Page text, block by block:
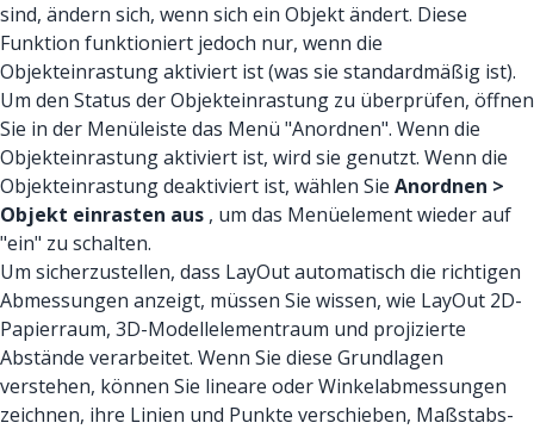
sind, ändern sich, wenn sich ein Objekt ändert. Diese
Funktion funktioniert jedoch nur, wenn die
Objekteinrastung aktiviert ist (was sie standardmäßig ist).
Um den Status der Objekteinrastung zu überprüfen, öffnen
Sie in der Menüleiste das Menü "Anordnen". Wenn die
Objekteinrastung aktiviert ist, wird sie genutzt. Wenn die
Objekteinrastung deaktiviert ist, wählen Sie Anordnen >
Objekt einrasten aus , um das Menüelement wieder auf
"ein" zu schalten.
Um sicherzustellen, dass LayOut automatisch die richtigen
Abmessungen anzeigt, müssen Sie wissen, wie LayOut 2D-
Papierraum, 3D-Modellelementraum und projizierte
Abstände verarbeitet. Wenn Sie diese Grundlagen
verstehen, können Sie lineare oder Winkelabmessungen
zeichnen, ihre Linien und Punkte verschieben, Maßstabs-